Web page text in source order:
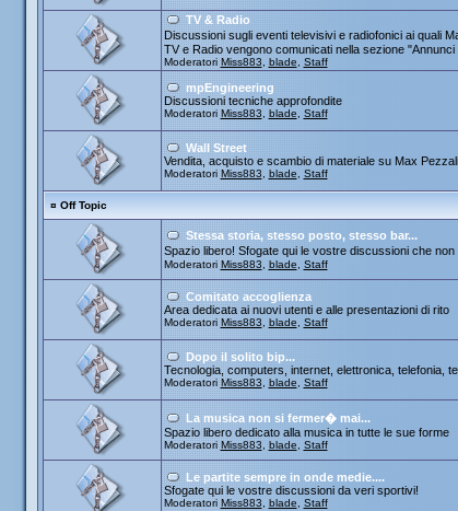
TV & Radio
Discussioni sugli eventi televisivi e radiofonici ai quali
TV e Radio vengono comunicati nella sezione "Annunci
Moderatori Miss883 blade Staff
mpEngineering
Discussioni tecniche approfondite
Moderatori Miss883 blade Staff
Wall Street
Vendita, acquisto e scambio di materiale su Max
Moderatori Miss883 blade Staff
¤ Off Topic
Stessa storia, stesso posto, stesso bar...
Spazio libero! Sfogate qui le vostre discussioni che
Moderatori Miss883 blade Staff
Comitato accoglienza
Area dedicata ai nuovi utenti e alle presentazioni di rito
Moderatori Miss883 blade Staff
Dopo il solito bip...
Tecnologia, computers, internet, elettronica, telefonia,
Moderatori Miss883 blade Staff
La musica non si fermer� mai...
Spazio libero dedicato alla musica in tutte le sue forme
Moderatori Miss883 blade Staff
Le partite sempre in onde medie....
Sfogate qui le vostre discussioni da veri sportivi!
Moderatori Miss883 blade Staff